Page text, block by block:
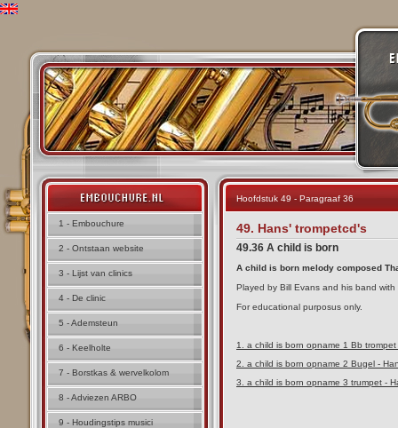
1 - Embouchure
2 - Ontstaan website
3 - Lijst van clinics
4 - De clinic
5 - Ademsteun
6 - Keelholte
7 - Borstkas & wervelkolom
8 - Adviezen ARBO
9 - Houdingstips musici
Hoofdstuk 49 - Paragraaf 36
49. Hans' trompetcd's
49.36 A child is born
A child is born melody composed
Played by Bill Evans and his band
For educational purposus only.
1. a child is born opname 1 Bb
2. a child is born opname 2 Bugel -
3. a child is born opname 3 trumpet -